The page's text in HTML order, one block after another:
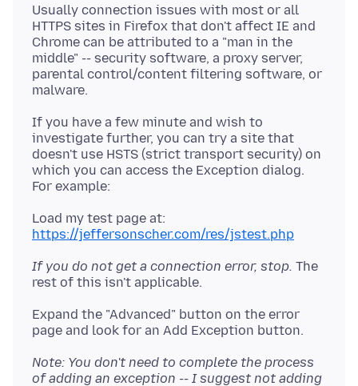
Usually connection issues with most or all
HTTPS sites in Firefox that don't affect IE and
Chrome can be attributed to a "man in the
middle" -- security software, a proxy server,
parental control/content filtering software, or
If you have a few minute and wish to
investigate further, you can try a site that
doesn't use HSTS (strict transport security) on
which you can access the Exception dialog.
Load my test page at:
https://jeffersonscher.com/res/jstest.php
If you do not get a connection error, stop. The
Expand the "Advanced" button on the error
Note: You don't need to complete the process
of adding an exception -- I suggest not adding